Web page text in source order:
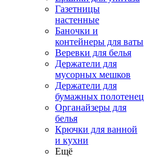
Газетницы
настенные
Баночки и
контейнеры для ваты
Веревки для белья
Держатели для
мусорных мешков
Держатели для
бумажных полотенец
Органайзеры для
белья
Крючки для ванной
и кухни
Ещё